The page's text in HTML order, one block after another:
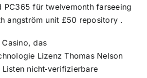
PC365 für twelvemonth farseeing
angström unit £50 repository .
das
Lizenz Thomas Nelson
nicht‑verifizierbare